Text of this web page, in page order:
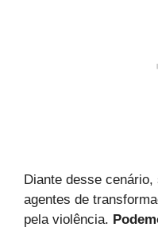
Diante desse
agentes de
pela violência.